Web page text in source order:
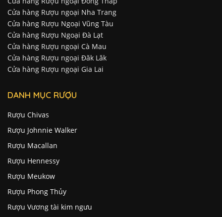
Cửa hàng Rượu ngoại Nha Trang
Cửa hàng Rượu Ngoại Vũng Tàu
Cửa hàng Rượu Ngoại Đà Lạt
Cửa hàng Rượu ngoại Cà Mau
Cửa hàng Rượu ngoại Đăk Lăk
Cửa hàng Rượu ngoại Gia Lai
DANH MỤC RƯỢU
Rượu Chivas
Rượu Johnnie Walker
Rượu Macallan
Rượu Hennessy
Rượu Meukow
Rượu Phong Thủy
Rượu Vương tài kim ngưu